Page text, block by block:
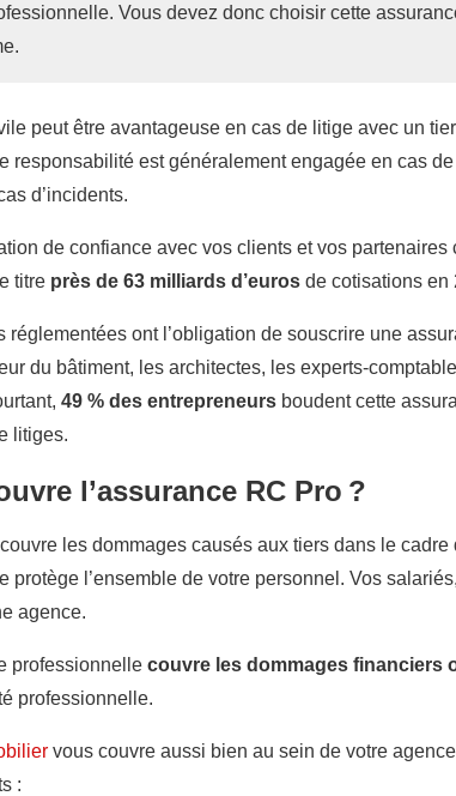
Vous devez donc choisir cette
peut être avantageuse en cas de litige avec un
responsabilité est généralement engagée en cas
d’incidents.
de confiance avec vos clients et vos
titre près de 63 milliards d’euros de cotisations en
réglementées ont l’obligation de souscrire une
du bâtiment, les architectes, les experts-
49 % des entrepreneurs boudent cette
litiges.
l’assurance RC Pro ?
les dommages causés aux tiers dans le cadre
protège l’ensemble de votre personnel. Vos
agence.
professionnelle couvre les dommages financiers
professionnelle.
vous couvre aussi bien au sein de votre
: